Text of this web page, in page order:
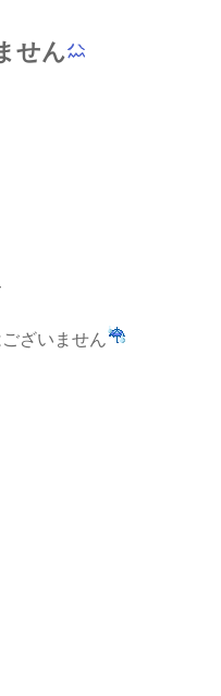
せん
ざいません